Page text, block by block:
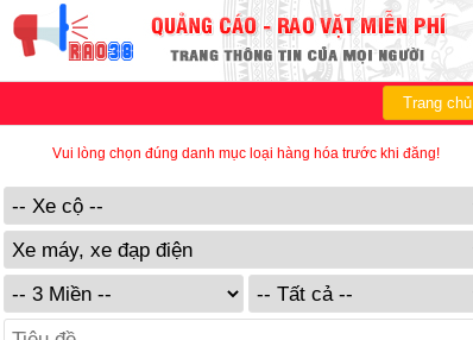
Trang chủ
Vui lòng chọn đúng danh mục loại hàng hóa trước khi đăng!